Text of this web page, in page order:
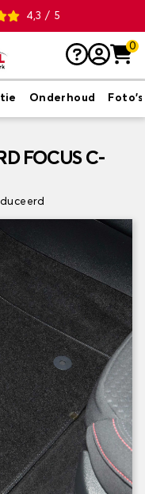
4,3 / 5
0
Onderhoud Foto's
FOCUS C-